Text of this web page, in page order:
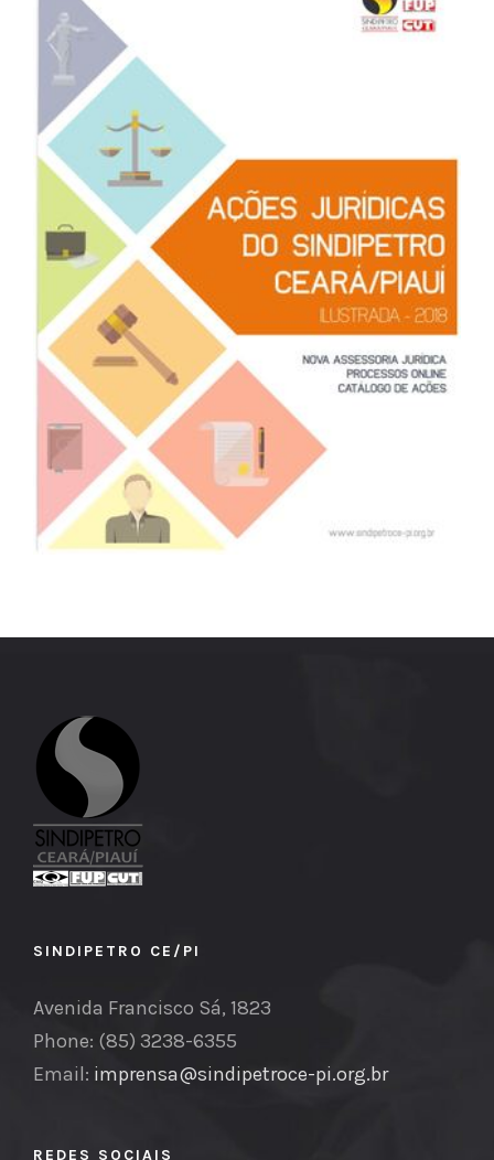
SINDIPETRO CE/PI
Avenida Francisco Sá, 1823
Phone: (85) 3238-6355
Email: imprensa@sindipetroce-pi.org.br
REDES SOCIAIS